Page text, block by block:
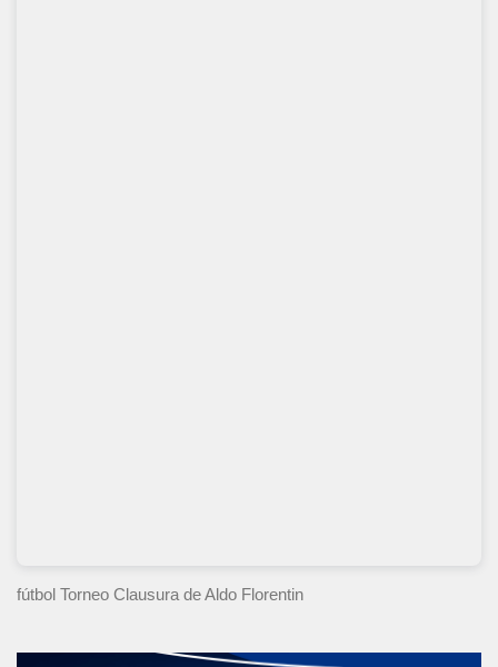
fútbol Torneo Clausura de Aldo Florentin